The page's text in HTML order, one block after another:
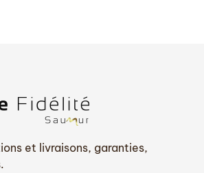
et livraisons, garanties,